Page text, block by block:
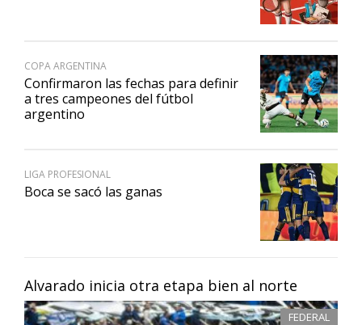
Alvarado inicia otra etapa bien al norte
FEDERAL
COPA ARGENTINA
Confirmaron las fechas para definir
a tres campeones del fútbol
argentino
LIGA PROFESIONAL
Boca se sacó las ganas